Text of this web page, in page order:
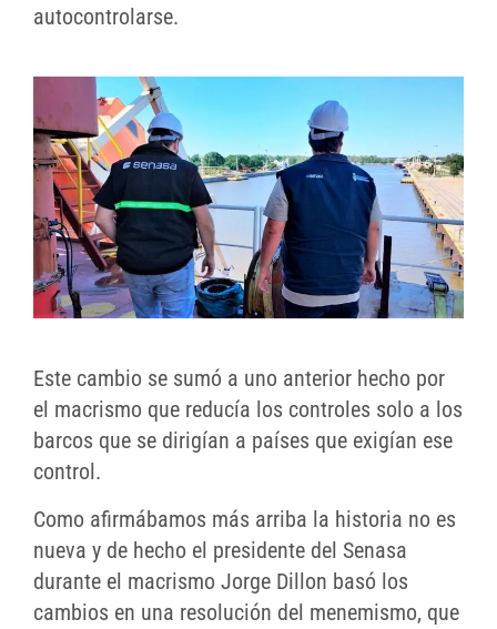
autocontrolarse.
Este cambio se sumó a uno anterior hecho por
el macrismo que reducía los controles solo a los
barcos que se dirigían a países que exigían ese
control.
Como afirmábamos más arriba la historia no es
nueva y de hecho el presidente del Senasa
durante el macrismo Jorge Dillon basó los
cambios en una resolución del menemismo, que